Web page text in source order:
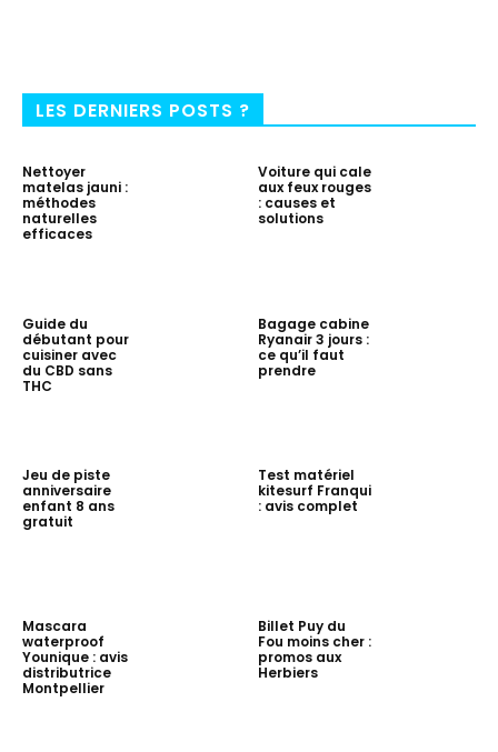
LES DERNIERS POSTS ?
Nettoyer
matelas jauni :
méthodes
naturelles
efficaces
Voiture qui cale
aux feux rouges
: causes et
solutions
Guide du
débutant pour
cuisiner avec
du CBD sans
THC
Bagage cabine
Ryanair 3 jours :
ce qu’il faut
prendre
Jeu de piste
anniversaire
enfant 8 ans
gratuit
Test matériel
kitesurf Franqui
: avis complet
Mascara
waterproof
Younique : avis
distributrice
Montpellier
Billet Puy du
Fou moins cher :
promos aux
Herbiers